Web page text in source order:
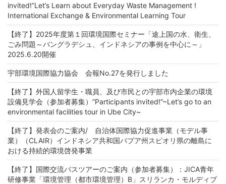
invited!”Let’s Learn about Everyday Waste Management !
International Exchange & Environmental Learning Tour
【終了】2025年度第１回環境国際セミナー「途上国の水、衛生、
ごみ問題～バングラデシュ、インドネシアの事例を中心に～」
2025.6.20開催
宇部環境国際協力協会 会報No.27を発行しました
【終了】外国人留学生・職員、及び市民との宇部市内企業の環境
設備見学会（参加者募集）”Participants invited!”~Let’s go to an
environmental facilities tour in Ube City~
【終了】発表会のご案内/ 自治体国際協力促進事業（モデル事
業）（CLAIR）インドネシア共和国パプア州スピオリ県の離島に
おける持続的環境啓発事業
【終了】国際交流バスツアーのご案内（参加者募集）：JICA青年
研修事業「環境管理（都市環境管理）B」スリランカ・モルディブ